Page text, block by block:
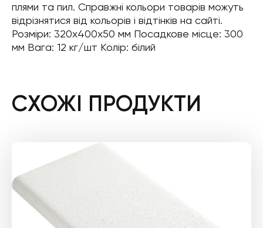
плями та пил. Справжні кольори товарів можуть
відрізнятися від кольорів і відтінків на сайті.
Розміри: 320x400x50 мм Посадкове місце: 300
мм Вага: 12 кг/шт Колір: білий
СХОЖІ ПРОДУКТИ